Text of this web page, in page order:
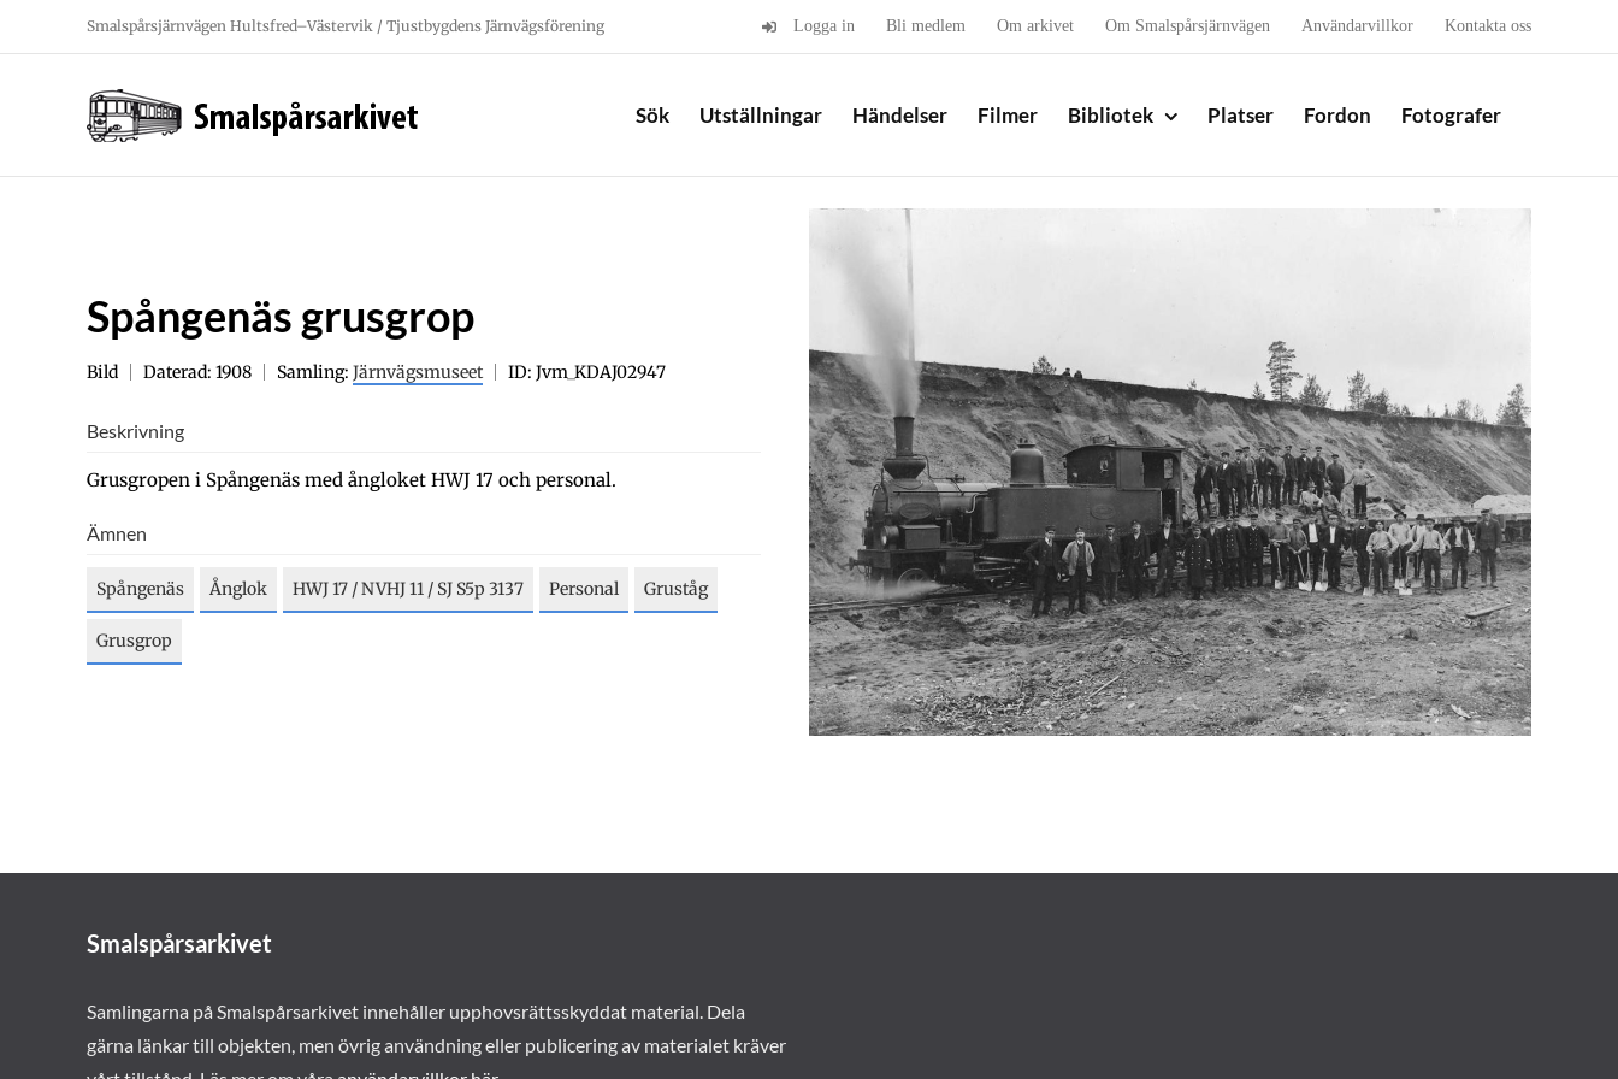
Smalspårsjärnvägen Hultsfred–Västervik / Tjustbygdens Järnvägsförening Logga in Bli medlem Om arkivet Om Smalspårsjärnvägen Användarvillkor Kontakta oss
Sök Utställningar Händelser Filmer Bibliotek Platser Fordon Fotografer
Spångenäs grusgrop
Bild Daterad: 1908 Samling: Järnvägsmuseet ID: Jvm_KDAJ02947
Beskrivning
Grusgropen i Spångenäs med ångloket HWJ 17 och personal.
Ämnen
Spångenäs Ånglok HWJ 17 / NVHJ 11 / SJ S5p 3137 Personal Gruståg
Grusgrop
Smalspårsarkivet
Samlingarna på Smalspårsarkivet innehåller upphovsrättsskyddat material. Dela
gärna länkar till objekten, men övrig användning eller publicering av materialet kräver